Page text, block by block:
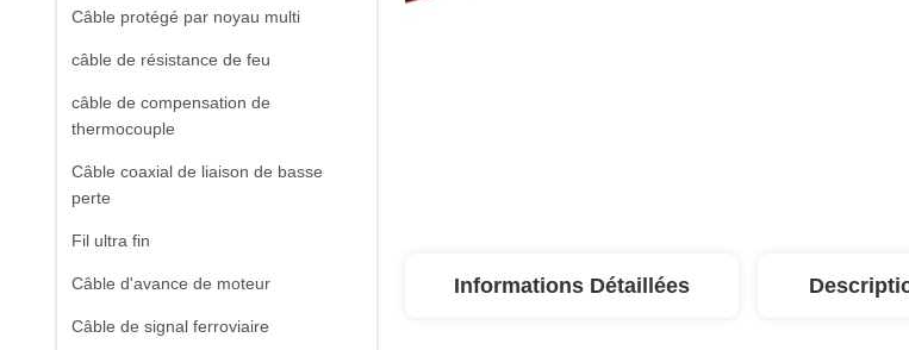
Câble protégé par noyau multi
câble de résistance de feu
câble de compensation de
thermocouple
Câble coaxial de liaison de basse
perte
Fil ultra fin
Câble d'avance de moteur
Câble de signal ferroviaire
Informations Détaillées